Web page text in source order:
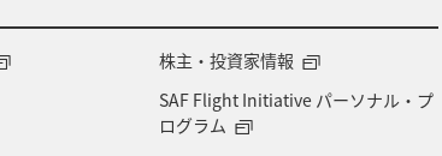
福島県 ANAのふるさと納税
京都府 愛知県
株主・投資家情報
SAF Flight Initiative パーソナル・プ
ログラム